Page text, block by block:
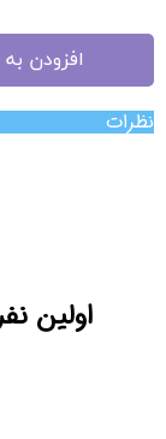
افزودن
نظرات
اولین